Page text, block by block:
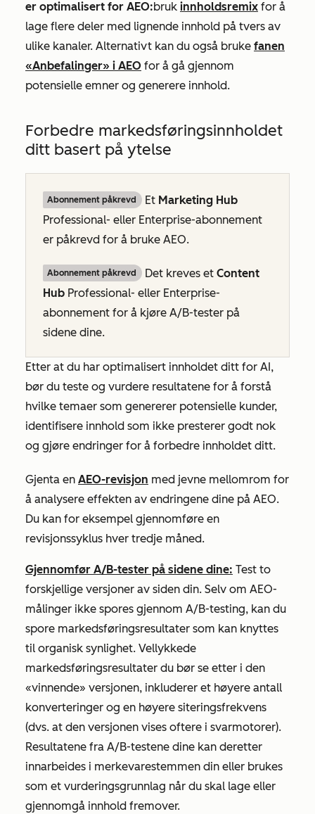
er optimalisert for AEO:bruk innholdsremix for å
lage flere deler med lignende innhold på tvers av
ulike kanaler. Alternativt kan du også bruke fanen
«Anbefalinger» i AEO for å gå gjennom
potensielle emner og generere innhold.
Forbedre markedsføringsinnholdet
ditt basert på ytelse
Abonnement påkrevd Et Marketing Hub
Professional- eller Enterprise-abonnement
er påkrevd for å bruke AEO.
Abonnement påkrevd Det kreves et Content
Hub Professional- eller Enterprise-
abonnement for å kjøre A/B-tester på
sidene dine.
Etter at du har optimalisert innholdet ditt for AI,
bør du teste og vurdere resultatene for å forstå
hvilke temaer som genererer potensielle kunder,
identifisere innhold som ikke presterer godt nok
og gjøre endringer for å forbedre innholdet ditt.
Gjenta en AEO-revisjon med jevne mellomrom for
å analysere effekten av endringene dine på AEO.
Du kan for eksempel gjennomføre en
revisjonssyklus hver tredje måned.
Gjennomfør A/B-tester på sidene dine: Test to
forskjellige versjoner av siden din. Selv om AEO-
målinger ikke spores gjennom A/B-testing, kan du
spore markedsføringsresultater som kan knyttes
til organisk synlighet. Vellykkede
markedsføringsresultater du bør se etter i den
«vinnende» versjonen, inkluderer et høyere antall
konverteringer og en høyere siteringsfrekvens
(dvs. at den versjonen vises oftere i svarmotorer).
Resultatene fra A/B-testene dine kan deretter
innarbeides i merkevarestemmen din eller brukes
som et vurderingsgrunnlag når du skal lage eller
gjennomgå innhold fremover.